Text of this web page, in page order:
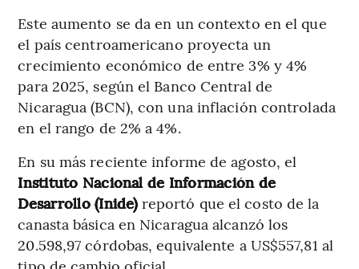
Este aumento se da en un contexto en el que
el país centroamericano proyecta un
crecimiento económico de entre 3% y 4%
para 2025, según el Banco Central de
Nicaragua (BCN), con una inflación controlada
en el rango de 2% a 4%.
En su más reciente informe de agosto, el
Instituto Nacional de Información de
Desarrollo (Inide)reportó que el costo de la
canasta básica en Nicaragua alcanzó los
20.598,97 córdobas, equivalente a US$557,81 al